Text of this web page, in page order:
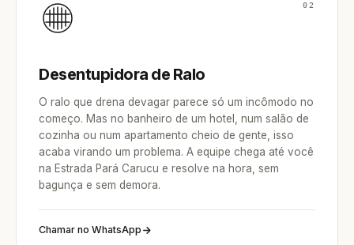
02
Desentupidora de Ralo
O ralo que drena devagar parece só um incômodo no
começo. Mas no banheiro de um hotel, num salão de
cozinha ou num apartamento cheio de gente, isso
acaba virando um problema. A equipe chega até você
na Estrada Pará Carucu e resolve na hora, sem
bagunça e sem demora.
Chamar no WhatsApp